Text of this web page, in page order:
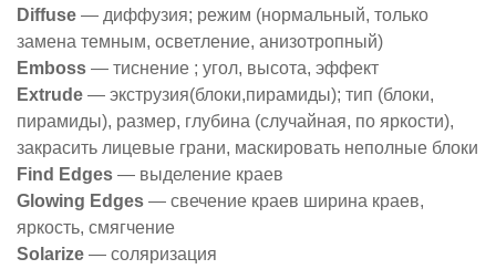
Diffuse — диффузия; режим (нормальный, только
замена темным, осветление, анизотропный)
Emboss — тиснение ; угол, высота, эффект
Extrude — экструзия(блоки,пирамиды); тип (блоки,
пирамиды), размер, глубина (случайная, по яркости),
закрасить лицевые грани, маскировать неполные блоки
Find Edges — выделение краев
Glowing Edges — свечение краев ширина краев,
яркость, смягчение
Solarize — соляризация